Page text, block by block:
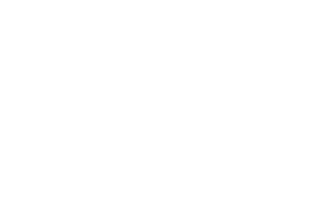
Ing.Miroslava Dvorščáková,